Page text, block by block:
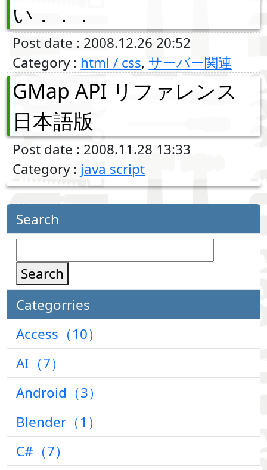
い．．．
Post date : 2008.12.26 20:52
Category : html / css, サーバー関連
GMap API リファレンス
日本語版
Post date : 2008.11.28 13:33
Category : java script
Search
Search
Categorries
Access（10）
AI（7）
Android（3）
Blender（1）
C#（7）